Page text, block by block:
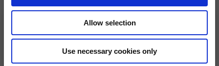
Allow selection
Use necessary cookies only